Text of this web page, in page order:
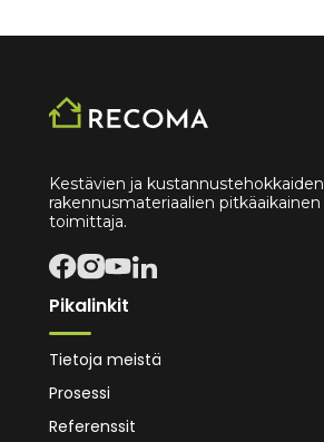
Kestävien ja kustannustehokkaiden
rakennusmateriaalien pitkäaikainen
toimittaja.
Pikalinkit
Tietoja meistä
Prosessi
Referenssit